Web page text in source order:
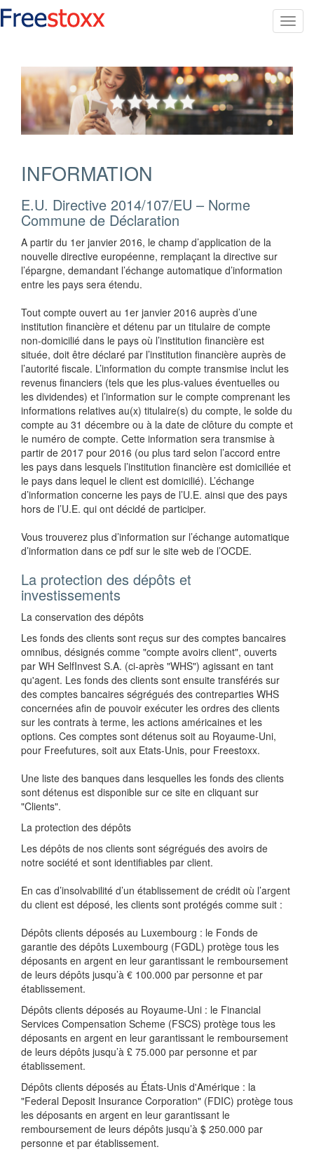
INFORMATION
E.U. Directive 2014/107/EU – Norme
Commune de Déclaration
A partir du 1er janvier 2016, le champ d’application de la
nouvelle directive européenne, remplaçant la directive sur
l’épargne, demandant l’échange automatique d’information
entre les pays sera étendu.
Tout compte ouvert au 1er janvier 2016 auprès d’une
institution financière et détenu par un titulaire de compte
non-domicilié dans le pays où l’institution financière est
située, doit être déclaré par l’institution financière auprès de
l’autorité fiscale. L’information du compte transmise inclut les
revenus financiers (tels que les plus-values éventuelles ou
les dividendes) et l’information sur le compte comprenant les
informations relatives au(x) titulaire(s) du compte, le solde du
compte au 31 décembre ou à la date de clôture du compte et
le numéro de compte. Cette information sera transmise à
partir de 2017 pour 2016 (ou plus tard selon l’accord entre
les pays dans lesquels l’institution financière est domiciliée et
le pays dans lequel le client est domicilié). L’échange
d’information concerne les pays de l’U.E. ainsi que des pays
hors de l’U.E. qui ont décidé de participer.
Vous trouverez plus d’information sur l’échange automatique
d’information dans ce pdf sur le site web de l’OCDE.
La protection des dépôts et
investissements
La conservation des dépôts
Les fonds des clients sont reçus sur des comptes bancaires
omnibus, désignés comme "compte avoirs client", ouverts
par WH SelfInvest S.A. (ci-après "WHS") agissant en tant
qu'agent. Les fonds des clients sont ensuite transférés sur
des comptes bancaires ségrégués des contreparties WHS
concernées afin de pouvoir exécuter les ordres des clients
sur les contrats à terme, les actions américaines et les
options. Ces comptes sont détenus soit au Royaume-Uni,
pour Freefutures, soit aux Etats-Unis, pour Freestoxx.
Une liste des banques dans lesquelles les fonds des clients
sont détenus est disponible sur ce site en cliquant sur
"Clients".
La protection des dépôts
Les dépôts de nos clients sont ségrégués des avoirs de
notre société et sont identifiables par client.
En cas d’insolvabilité d’un établissement de crédit où l’argent
du client est déposé, les clients sont protégés comme suit :
Dépôts clients déposés au Luxembourg : le Fonds de
garantie des dépôts Luxembourg (FGDL) protège tous les
déposants en argent en leur garantissant le remboursement
de leurs dépôts jusqu’à € 100.000 par personne et par
établissement.
Dépôts clients déposés au Royaume-Uni : le Financial
Services Compensation Scheme (FSCS) protège tous les
déposants en argent en leur garantissant le remboursement
de leurs dépôts jusqu’à £ 75.000 par personne et par
établissement.
Dépôts clients déposés au États-Unis d'Amérique : la
"Federal Deposit Insurance Corporation" (FDIC) protège tous
les déposants en argent en leur garantissant le
remboursement de leurs dépôts jusqu’à $ 250.000 par
personne et par établissement.